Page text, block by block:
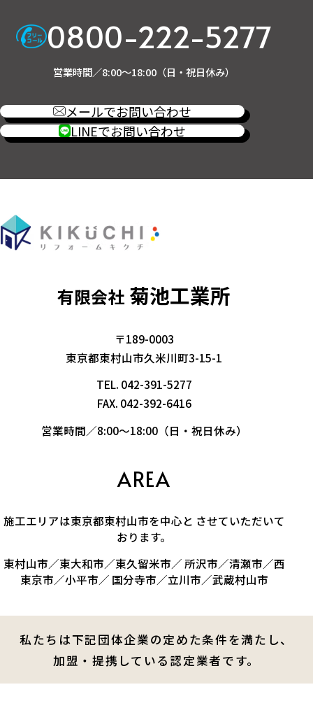
0800-222-5277
営業時間／8:00～18:00（日・祝日休み）
メールでお問い合わせ
LINEでお問い合わせ
有限会社 菊池工業所
〒189-0003
東京都東村山市久米川町3-15-1
TEL. 042-391-5277
FAX. 042-392-6416
営業時間／8:00～18:00（日・祝日休み）
AREA
施工エリアは東京都東村山市を中心と させていただいて
おります。
東村山市／東大和市／東久留米市／ 所沢市／清瀬市／西
東京市／小平市／ 国分寺市／立川市／武蔵村山市
私たちは下記団体企業の定めた条件を満たし、
加盟・提携している認定業者です。